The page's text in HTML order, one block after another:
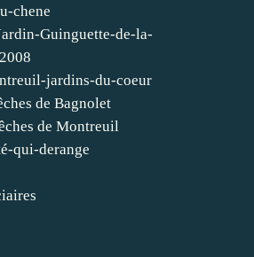
chene
Guinguette-de-la-
jardins-du-coeur
de Bagnolet
de Montreuil
qui-derange